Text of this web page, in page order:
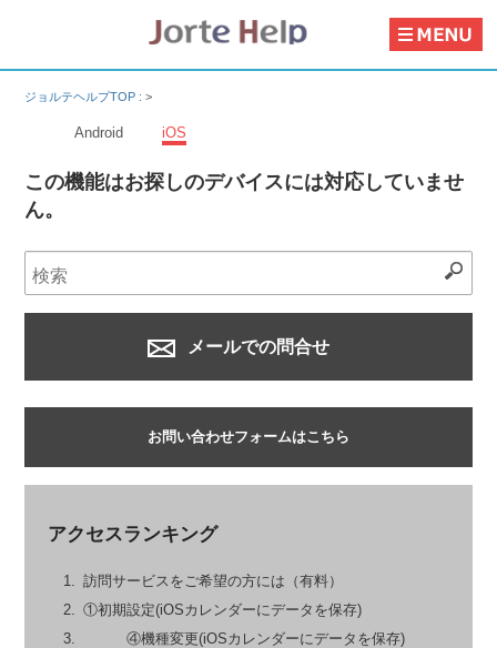
ジョルテヘルプTOP :>
Android iOS
この機能はお探しのデバイスには対応していませ
ん。
メールでの問合せ
お問い合わせフォームはこちら
アクセスランキング
訪問サービスをご希望の方には（有料）
①初期設定(iOSカレンダーにデータを保存)
④機種変更(iOSカレンダーにデータを保存)